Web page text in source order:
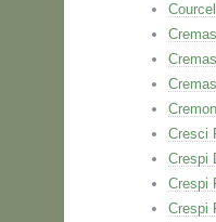
Cresci
Crespi
Crespi
Crespi